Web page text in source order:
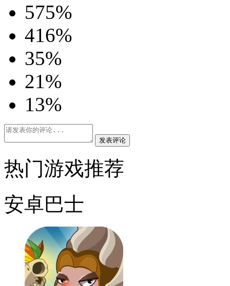
575%
416%
35%
21%
1 3%
发表评论
热门游戏推荐
安卓巴士